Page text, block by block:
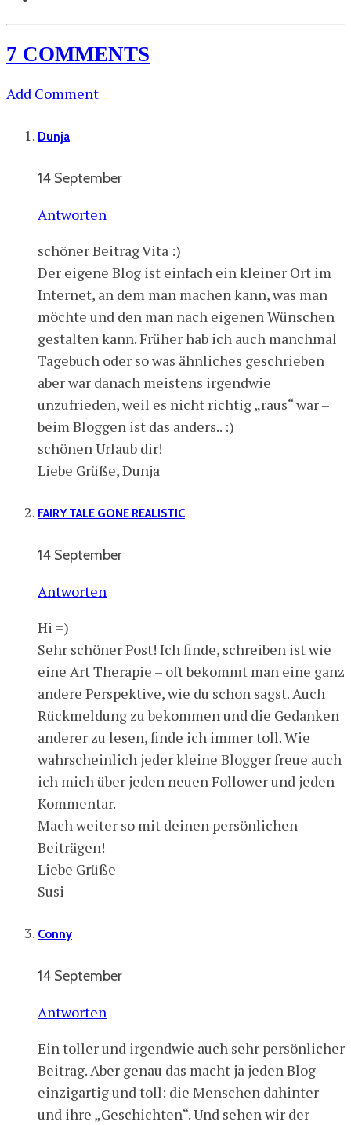
7 COMMENTS
Add Comment
Dunja
14 September
Antworten
schöner Beitrag Vita :)
Der eigene Blog ist einfach ein kleiner Ort im
Internet, an dem man machen kann, was man
möchte und den man nach eigenen Wünschen
gestalten kann. Früher hab ich auch manchmal
Tagebuch oder so was ähnliches geschrieben
aber war danach meistens irgendwie
unzufrieden, weil es nicht richtig „raus“ war –
beim Bloggen ist das anders.. :)
schönen Urlaub dir!
Liebe Grüße, Dunja
FAIRY TALE GONE REALISTIC
14 September
Antworten
Hi =)
Sehr schöner Post! Ich finde, schreiben ist wie
eine Art Therapie – oft bekommt man eine ganz
andere Perspektive, wie du schon sagst. Auch
Rückmeldung zu bekommen und die Gedanken
anderer zu lesen, finde ich immer toll. Wie
wahrscheinlich jeder kleine Blogger freue auch
ich mich über jeden neuen Follower und jeden
Kommentar.
Mach weiter so mit deinen persönlichen
Beiträgen!
Liebe Grüße
Susi
Conny
14 September
Antworten
Ein toller und irgendwie auch sehr persönlicher
Beitrag. Aber genau das macht ja jeden Blog
einzigartig und toll: die Menschen dahinter
und ihre „Geschichten“. Und sehen wir der